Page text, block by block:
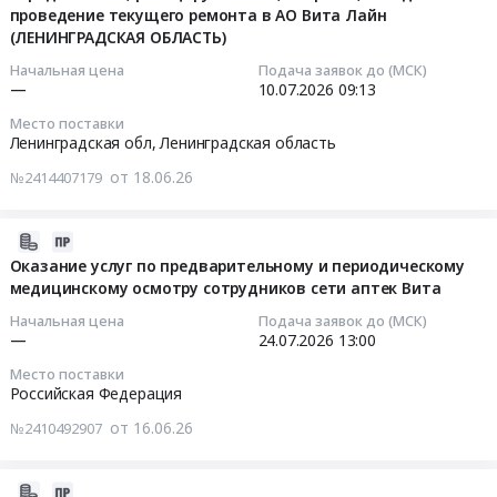
проведение текущего ремонта в АО Вита Лайн
(ЛЕНИНГРАДСКАЯ ОБЛАСТЬ)
Начальная цена
—
Подача заявок до (МСК)
10.07.2026 09:13
Место поставки
Ленинградская обл,Ленинградская область
№2414407179 от 18.06.26
Оказание услуг по предварительному и периодическому
медицинскому осмотру сотрудников сети аптек Вита
Начальная цена
—
Подача заявок до (МСК)
24.07.2026 13:00
Место поставки
Российская Федерация
№2410492907 от 16.06.26